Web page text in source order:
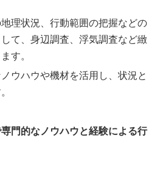
理状況、行動範囲の把握などの
て、身辺調査、浮気調査など緻
す。
ウハウや機材を活用し、状況と
門的なノウハウと経験による行